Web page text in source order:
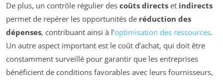
De plus, un contrôle régulier des coûts directs et indirects
permet de repérer les opportunités de réduction des
dépenses, contribuant ainsi à l’optimisation des ressources.
Un autre aspect important est le coût d’achat, qui doit être
constamment surveillé pour garantir que les entreprises
bénéficient de conditions favorables avec leurs fournisseurs,